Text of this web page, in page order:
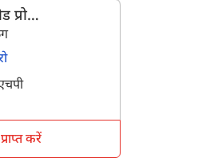
प्रो
22-16
करें